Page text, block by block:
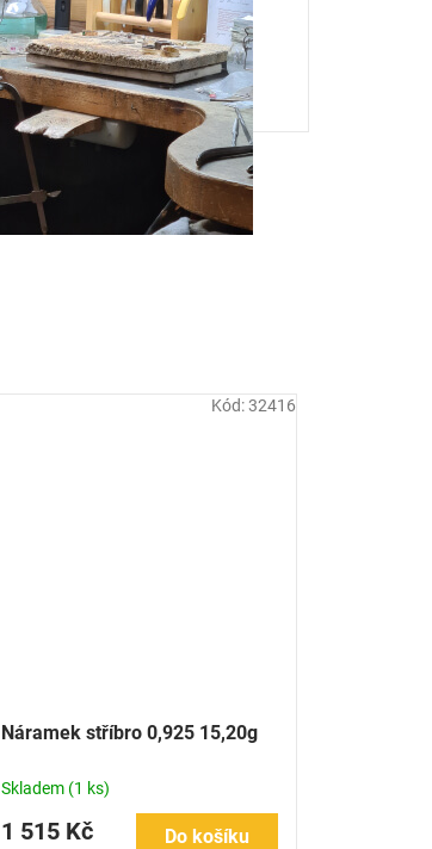
Náramek stříbro 0,925 15,20g
Skladem (1 ks)
1 515 Kč Do košíku
Kód:32416